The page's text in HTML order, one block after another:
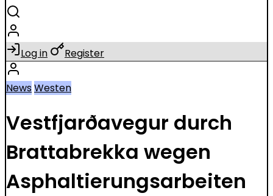
Log in Register
NewsWesten
Vestfjarðavegur durch
Brattabrekka wegen
Asphaltierungsarbeiten